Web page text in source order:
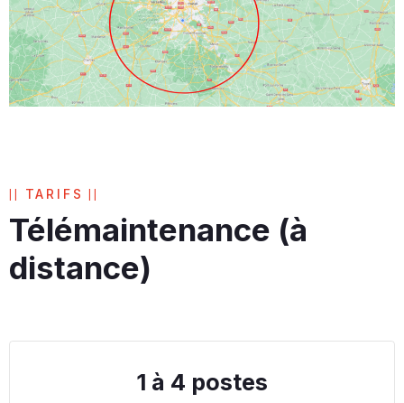
TARIFS
Télémaintenance (à
distance)
1 à 4 postes